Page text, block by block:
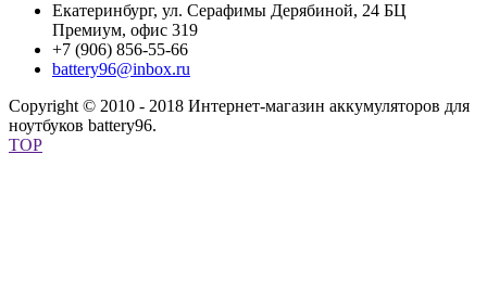
Екатеринбург, ул. Серафимы Дерябиной, 24 БЦ
Премиум, офис 319
+7 (906) 856-55-66
battery96@inbox.ru
Copyright © 2010 - 2018 Интернет-магазин аккумуляторов для
ноутбуков battery96.
TOP